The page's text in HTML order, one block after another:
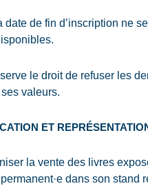
date de fin d’inscription ne
le droit de refuser les
valeurs.
ET
la vente des livres
permanent·e dans son